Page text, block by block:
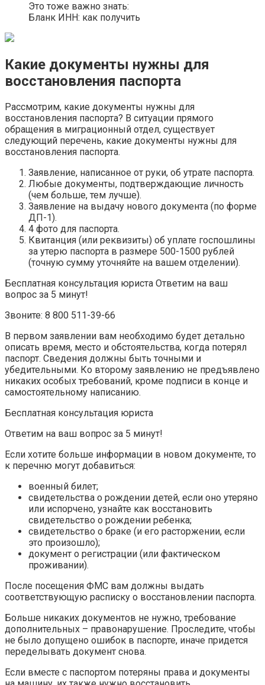
Это тоже важно знать:
Бланк ИНН: как получить
Какие документы нужны для
восстановления паспорта
Рассмотрим, какие документы нужны для
восстановления паспорта? В ситуации прямого
обращения в миграционный отдел, существует
следующий перечень, какие документы нужны для
восстановления паспорта.
Заявление, написанное от руки, об утрате паспорта.
Любые документы, подтверждающие личность
(чем больше, тем лучше).
Заявление на выдачу нового документа (по форме
ДП-1).
4 фото для паспорта.
Квитанция (или реквизиты) об уплате госпошлины
за утерю паспорта в размере 500-1500 рублей
(точную сумму уточняйте на вашем отделении).
Бесплатная консультация юриста Ответим на ваш
вопрос за 5 минут!
Звоните: 8 800 511-39-66
В первом заявлении вам необходимо будет детально
описать время, место и обстоятельства, когда потерял
паспорт. Сведения должны быть точными и
убедительными. Ко второму заявлению не предъявлено
никаких особых требований, кроме подписи в конце и
самостоятельному написанию.
Бесплатная консультация юриста
Ответим на ваш вопрос за 5 минут!
Если хотите больше информации в новом документе, то
к перечню могут добавиться:
военный билет;
свидетельства о рождении детей, если оно утеряно
или испорчено, узнайте как восстановить
свидетельство о рождении ребенка;
свидетельство о браке (и его расторжении, если
это произошло);
документ о регистрации (или фактическом
проживании).
После посещения ФМС вам должны выдать
соответствующую расписку о восстановлении паспорта.
Больше никаких документов не нужно, требование
дополнительных – правонарушение. Проследите, чтобы
не было допущено ошибок в паспорте, иначе придется
переделывать документ снова.
Если вместе с паспортом потеряны права и документы